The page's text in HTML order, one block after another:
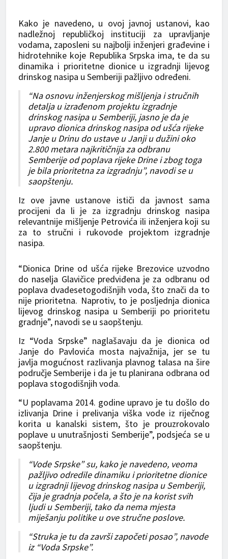
Kako je navedeno, u ovoj javnoj ustanovi, kao
nadležnoj republičkoj instituciji za upravljanje
vodama, zaposleni su najbolji inženjeri građevine i
hidrotehnike koje Republika Srpska ima, te da su
dinamika i prioritetne dionice u izgradnji lijevog
drinskog nasipa u Semberiji pažljivo određeni.
“Na osnovu inženjerskog mišljenja i stručnih
detalja u izrađenom projektu izgradnje
drinskog nasipa u Semberiji, jasno je da je
upravo dionica drinskog nasipa od ušća rijeke
Janje u Drinu do ustave u Janji u dužini oko
2.800 metara najkritičnija za odbranu
Semberije od poplava rijeke Drine i zbog toga
je bila prioritetna za izgradnju”, navodi se u
saopštenju.
Iz ove javne ustanove ističi da javnost sama
procijeni da li je za izgradnju drinskog nasipa
relevantnije mišljenje Petrovića ili inženjera koji su
za to stručni i rukovode projektom izgradnje
nasipa.
“Dionica Drine od ušća rijeke Brezovice uzvodno
do naselja Glavičice predviđena je za odbranu od
poplava dvadesetogodišnjih voda, što znači da to
nije prioritetna. Naprotiv, to je posljednja dionica
lijevog drinskog nasipa u Semberiji po prioritetu
gradnje”, navodi se u saopštenju.
Iz “Voda Srpske” naglašavaju da je dionica od
Janje do Pavlovića mosta najvažnija, jer se tu
javlja mogućnost razlivanja plavnog talasa na šire
područje Semberije i da je tu planirana odbrana od
poplava stogodišnjih voda.
“U poplavama 2014. godine upravo je tu došlo do
izlivanja Drine i prelivanja viška vode iz riječnog
korita u kanalski sistem, što je prouzrokovalo
poplave u unutrašnjosti Semberije”, podsjeća se u
saopštenju.
“Vode Srpske” su, kako je navedeno, veoma
pažljivo odredile dinamiku i prioritetne dionice
u izgradnji lijevog drinskog nasipa u Semberiji,
čija je gradnja počela, a što je na korist svih
ljudi u Semberiji, tako da nema mjesta
miješanju politike u ove stručne poslove.
“Struka je tu da završi započeti posao”, navode
iz “Voda Srpske”.